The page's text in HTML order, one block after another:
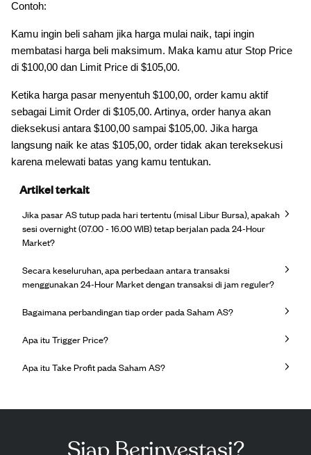
Contoh:
Kamu ingin beli saham jika harga mulai naik, tapi ingin
membatasi harga beli maksimum. Maka kamu atur Stop Price
di $100,00 dan Limit Price di $105,00.
Ketika harga pasar menyentuh $100,00, order kamu aktif
sebagai Limit Order di $105,00. Artinya, order hanya akan
dieksekusi antara $100,00 sampai $105,00. Jika harga
langsung naik ke atas $105,00, order tidak akan tereksekusi
karena melewati batas yang kamu tentukan.
Artikel terkait
Jika pasar AS tutup pada hari tertentu (misal Libur Bursa), apakah
sesi overnight (07.00 - 16.00 WIB) tetap berjalan pada 24-Hour
Market?
Secara keseluruhan, apa perbedaan antara transaksi
menggunakan 24-Hour Market dengan transaksi di jam reguler?
Bagaimana perbandingan tiap order pada Saham AS?
Apa itu Trigger Price?
Apa itu Take Profit pada Saham AS?